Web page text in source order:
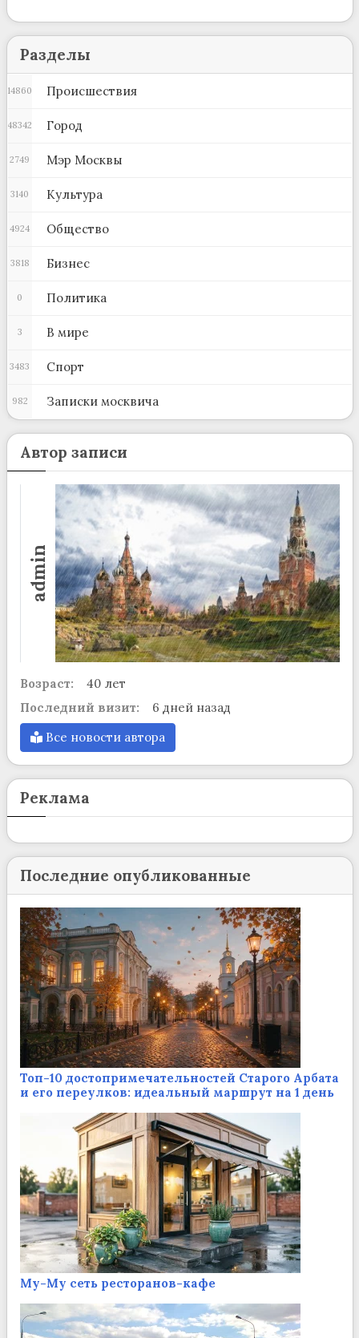
Разделы
Происшествия
14860
Город
48342
Мэр Москвы
2749
Культура
3140
Общество
4924
Бизнес
3818
Политика
0
В мире
3
Спорт
3483
Записки москвича
982
Автор записи
admin
Возраст:
40 лет
Последний визит:
6 дней назад
Все новости автора
Реклама
Последние опубликованные
Топ-10 достопримечательностей Старого Арбата
и его переулков: идеальный маршрут на 1 день
Му-Му сеть ресторанов-кафе